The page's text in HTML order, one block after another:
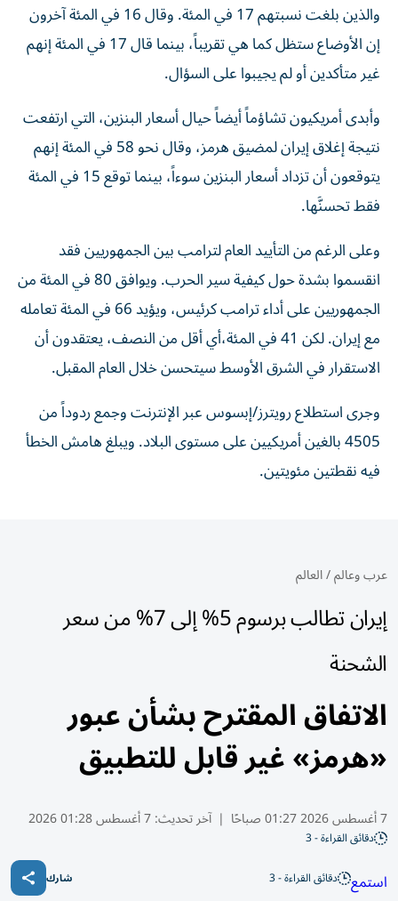
والذين بلغت نسبتهم 17 في المئة. وقال 16 في المئة آخرون
إن الأوضاع ستظل كما هي تقريباً، بينما قال 17 في المئة إنهم
غير متأكدين أو لم يجيبوا على السؤال.
وأبدى أمريكيون تشاؤماً أيضاً حيال أسعار البنزين، التي ارتفعت
نتيجة إغلاق إيران لمضيق هرمز، وقال نحو 58 في المئة إنهم
يتوقعون أن تزداد أسعار البنزين سوءاً، بينما توقع 15 في المئة
فقط تحسنَّها.
وعلى الرغم من التأييد العام لترامب بين الجمهوريين فقد
انقسموا بشدة حول كيفية سير الحرب. ويوافق 80 في المئة من
الجمهوريين على أداء ترامب كرئيس، ويؤيد 66 في المئة تعامله
مع إيران. لكن 41 في المئة،​أي أقل من النصف، يعتقدون أن
الاستقرار في الشرق الأوسط سيتحسن خلال العام المقبل.
وجرى استطلاع رويترز/إبسوس عبر الإنترنت وجمع ردوداً من
4505 بالغين أمريكيين على مستوى البلاد. ويبلغ هامش الخطأ
فيه نقطتين مئويتين.
عرب وعالم/العالم
إيران تطالب برسوم 5% إلى 7% من سعر
الشحنة
الاتفاق المقترح بشأن عبور
«هرمز» غير قابل للتطبيق
7 أغسطس 2026 01:27 صباحًا | آخر تحديث:7 أغسطس 01:28 2026
دقائق القراءة - 3
استمع دقائق القراءة - 3 شارك